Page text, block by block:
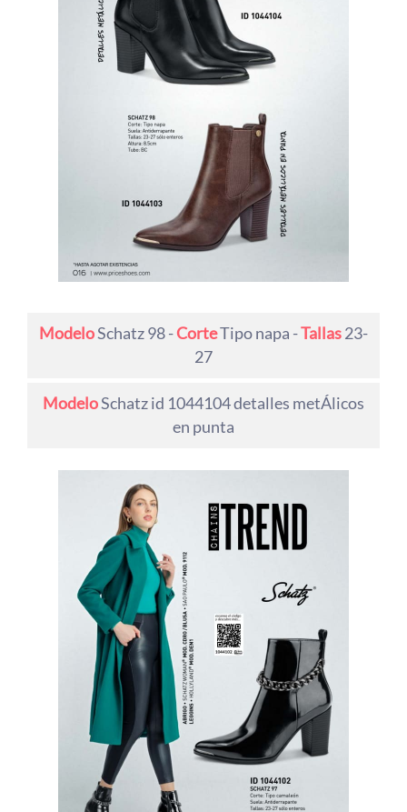
ModeloSchatz 98 -CorteTipo napa -Tallas23-
27
ModeloSchatz id 1044104 detalles metÁlicos
en punta